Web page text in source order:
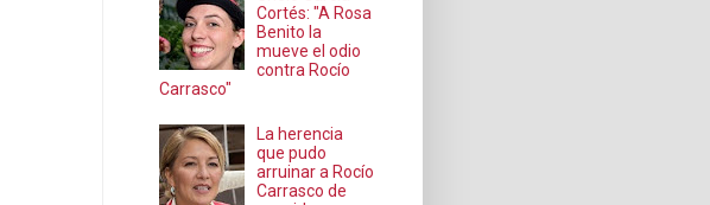
Cortés: "A Rosa
Benito la
mueve el odio
contra Rocío
Carrasco"
La herencia
que pudo
arruinar a Rocío
Carrasco de